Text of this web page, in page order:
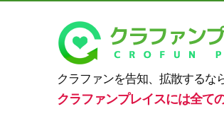
クラファンを告知、拡散するな
クラファンプレイスには全て